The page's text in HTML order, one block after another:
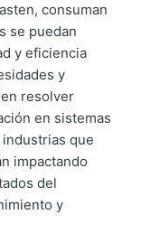
consuman
se puedan
y eficiencia
y
resolver
en sistemas
que
impactando
del
y